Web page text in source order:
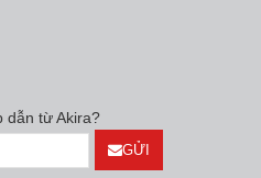
dẫn từ Akira?
GỬI